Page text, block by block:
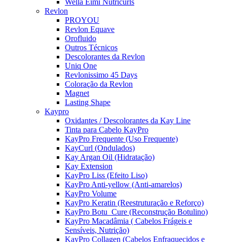
Wella Eimi Nutricurls
Revlon
PROYOU
Revlon Equave
Orofluido
Outros Técnicos
Descolorantes da Revlon
Uniq One
Revlonissimo 45 Days
Coloração da Revlon
Magnet
Lasting Shape
Kaypro
Oxidantes / Descolorantes da Kay Line
Tinta para Cabelo KayPro
KayPro Frequente (Uso Frequente)
KayCurl (Ondulados)
Kay Argan Oil (Hidratação)
Kay Extension
KayPro Liss (Efeito Liso)
KayPro Anti-yellow (Anti-amarelos)
KayPro Volume
KayPro Keratin (Reestruturação e Reforço)
KayPro Botu_Cure (Reconstrução Botulino)
KayPro Macadâmia ( Cabelos Frágeis e
Sensíveis, Nutrição)
KayPro Collagen (Cabelos Enfraquecidos e